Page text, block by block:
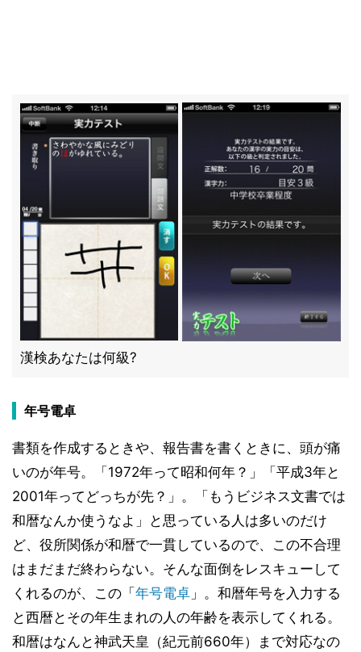
漢検あなたは何級?
年号電卓
書類を作成するときや、報告書を書くときに、頭が痛
いのが年号。「1972年って昭和何年？」「平成3年と
2001年ってどっちが先？」。「もうビジネス文書では
和暦なんか使うなよ」と思っている人は多いのだけ
ど、役所関係が和暦で一貫しているので、この不合理
はまだまだ終わらない。そんな面倒をレスキューして
くれるのが、この「 年号電卓 」。和暦年号を入力する
と西暦とその年生まれの人の年齢を表示してくれる。
和暦はなんと神武天皇（紀元前660年）まで対応なの